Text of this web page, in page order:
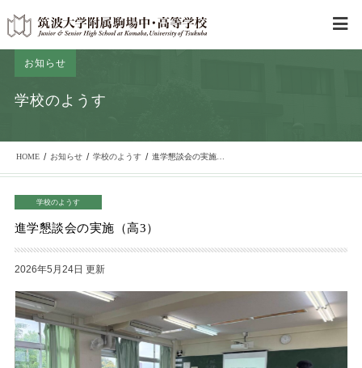
お知らせ
学校のようす
HOME / お知らせ / 学校のようす / 進学懇談会の実施（高3）
学校のようす
進学懇談会の実施（高3）
2026年5月24日 更新